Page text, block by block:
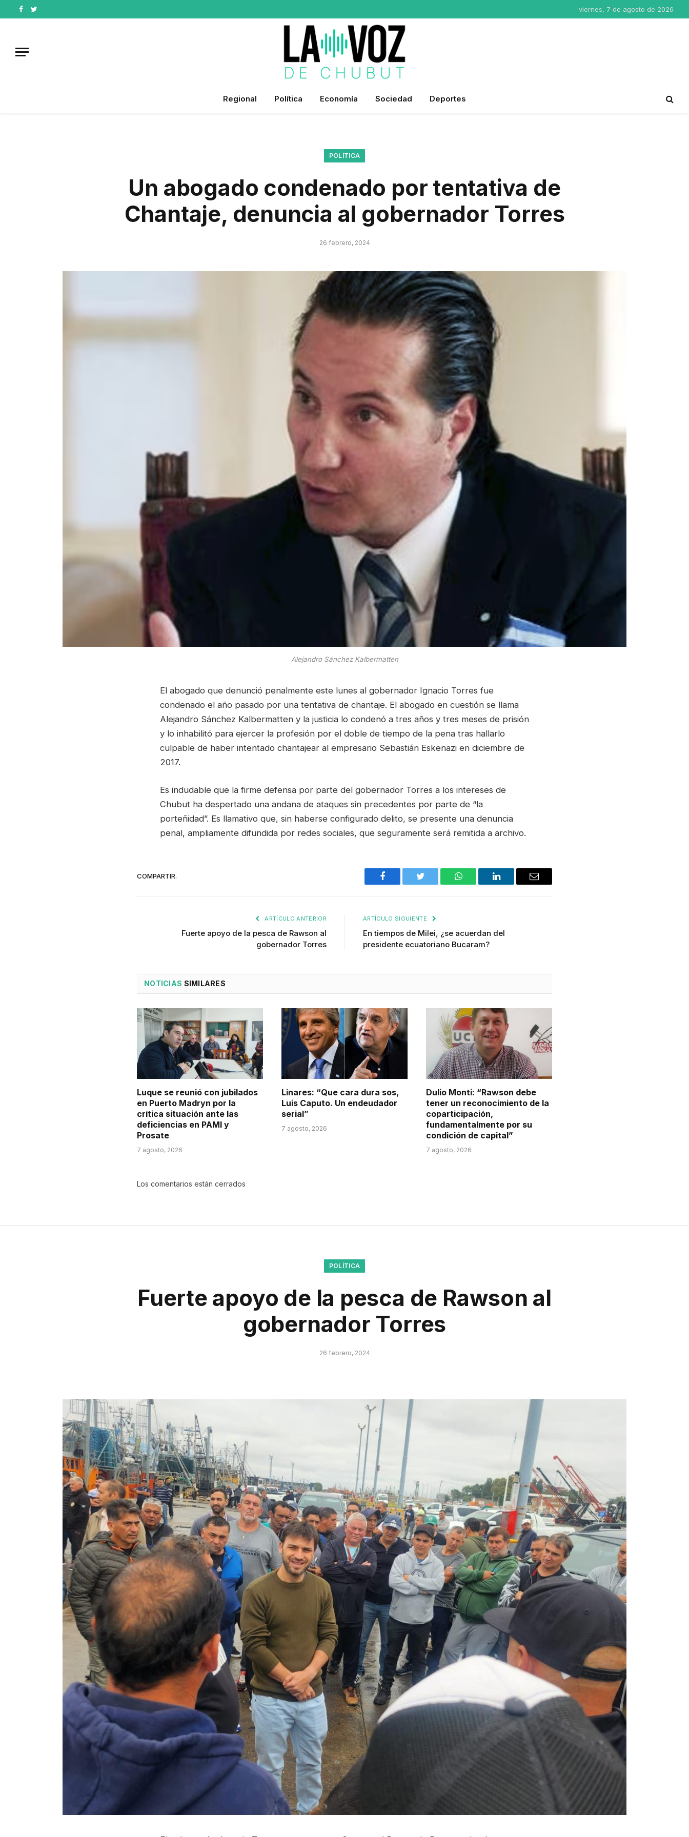
Facebook
Twitter
viernes, 7 de agosto de 2026
Regional Política Economía Sociedad Deportes
POLÍTICA
Un abogado condenado por tentativa de
Chantaje, denuncia al gobernador Torres
26 febrero, 2024
Alejandro Sánchez Kalbermatten
El abogado que denunció penalmente este lunes al gobernador Ignacio Torres fue
condenado el año pasado por una tentativa de chantaje. El abogado en cuestión se llama
Alejandro Sánchez Kalbermatten y la justicia lo condenó a tres años y tres meses de prisión
y lo inhabilitó para ejercer la profesión por el doble de tiempo de la pena tras hallarlo
culpable de haber intentado chantajear al empresario Sebastián Eskenazi en diciembre de
2017.
Es indudable que la firme defensa por parte del gobernador Torres a los intereses de
Chubut ha despertado una andana de ataques sin precedentes por parte de “la
porteñidad”. Es llamativo que, sin haberse configurado delito, se presente una denuncia
penal, ampliamente difundida por redes sociales, que seguramente será remitida a archivo.
COMPARTIR.
Facebook Twitter WhatsAppLinkedIn Email
ARTÍCULO ANTERIOR
Fuerte apoyo de la pesca de Rawson al
gobernador Torres
ARTÍCULO SIGUIENTE
En tiempos de Milei, ¿se acuerdan del
presidente ecuatoriano Bucaram?
NOTICIAS SIMILARES
Luque se reunió con jubilados
en Puerto Madryn por la
crítica situación ante las
deficiencias en PAMI y
Prosate
7 agosto, 2026
Linares: “Que cara dura sos,
Luis Caputo. Un endeudador
serial”
7 agosto, 2026
Dulio Monti: “Rawson debe
tener un reconocimiento de la
coparticipación,
fundamentalmente por su
condición de capital”
7 agosto, 2026
Los comentarios están cerrados
POLÍTICA
Fuerte apoyo de la pesca de Rawson al
gobernador Torres
26 febrero, 2024